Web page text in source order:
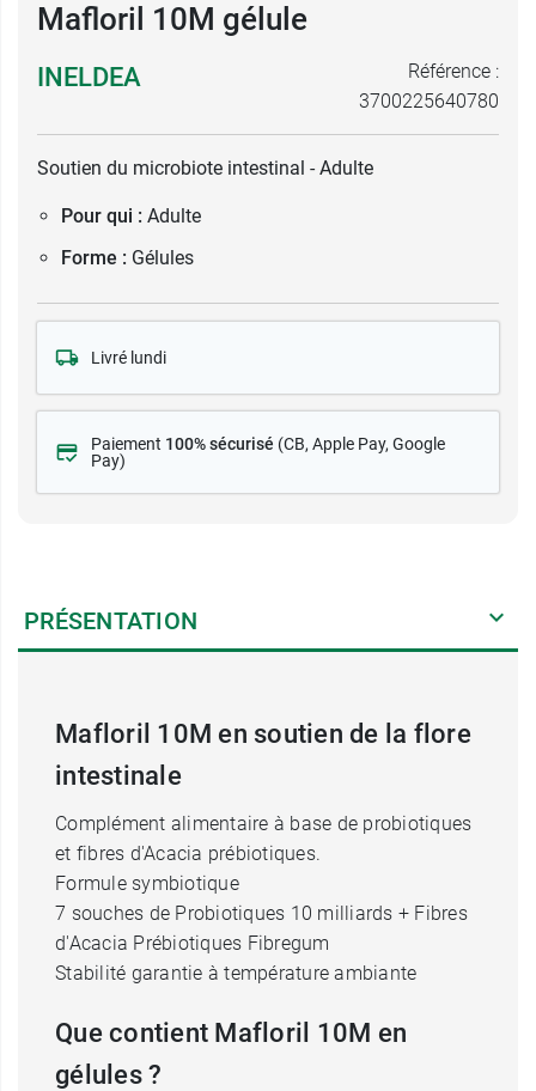
Mafloril 10M gélule
INELDEA
Référence :
3700225640780
Soutien du microbiote intestinal - Adulte
Pour qui : Adulte
Forme : Gélules
Livré lundi
Paiement 100% sécurisé (CB, Apple Pay, Google
Pay)
PRÉSENTATION
Mafloril 10M en soutien de la flore
intestinale
Complément alimentaire à base de probiotiques
et fibres d'Acacia prébiotiques.
Formule symbiotique
7 souches de Probiotiques 10 milliards + Fibres
d'Acacia Prébiotiques Fibregum
Stabilité garantie à température ambiante
Que contient Mafloril 10M en
gélules ?